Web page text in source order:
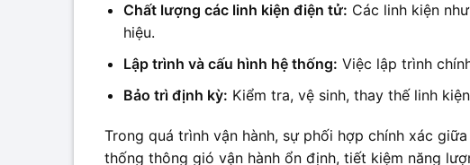
Chất lượng các linh kiện điện tử: Các linh kiện
hiệu.
Lập trình và cấu hình hệ thống: Việc lập trình
Bảo trì định kỳ: Kiểm tra, vệ sinh, thay thế linh
Trong quá trình vận hành, sự phối hợp chính xác
thống thông gió vận hành ổn định, tiết kiệm năng